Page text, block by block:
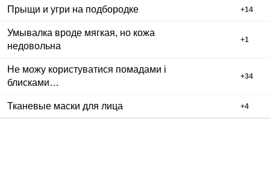
Прыщи и угри на подбородке +14
Умывалка вроде мягкая, но кожа
недовольна
+1
Не можу користуватися помадами і
блисками…
+34
Тканевые маски для лица +4